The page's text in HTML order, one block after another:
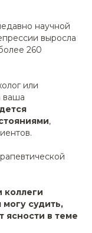
научной
выросла
260
или
ваша
,
коллеги
судить,
ясности в теме